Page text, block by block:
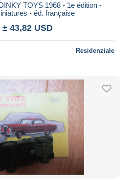
TOYS 1968 - 1e édition -
- éd. française
± 43,82 USD
Residenziale